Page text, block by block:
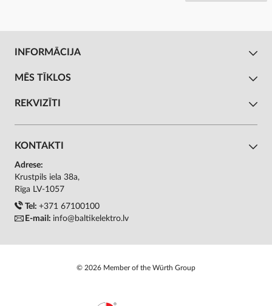
INFORMĀCIJA
MĒS TĪKLOS
REKVIZĪTI
KONTAKTI
Adrese:
Krustpils iela 38a,
Rīga LV-1057
Tel: +371 67100100
E-mail: info@baltikelektro.lv
© 2026 Member of the Würth Group